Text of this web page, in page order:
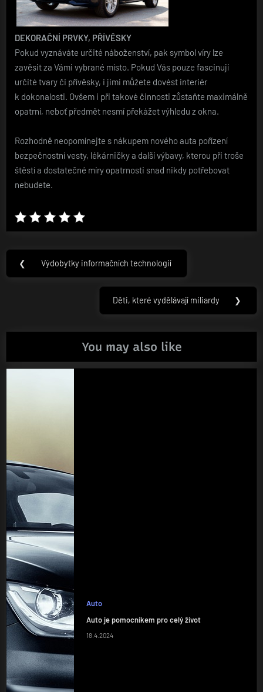
DEKORAČNÍ PRVKY, PŘÍVĚSKY
Pokud vyznáváte určité náboženství, pak symbol víry lze
zavěsit za Vámi vybrané místo. Pokud Vás pouze fascinují
určité tvary či přívěsky, i jimi můžete dovést interiér
k dokonalosti. Ovšem i při takové činnosti zůstaňte maximálně
opatrní, neboť předmět nesmí překážet výhledu z okna.
Rozhodně neopomínejte s nákupem nového auta pořízení
bezpečnostní vesty, lékárničky a další výbavy, kterou při troše
štěstí a dostatečné míry opatrnosti snad nikdy potřebovat
nebudete.
Navigace
pro
❮
Previous
Výdobytky informačních technologií
Next
Děti, které vydělávají miliardy ❯
You may also like
Auto
Auto je pomocníkem pro celý život
18.4.2024